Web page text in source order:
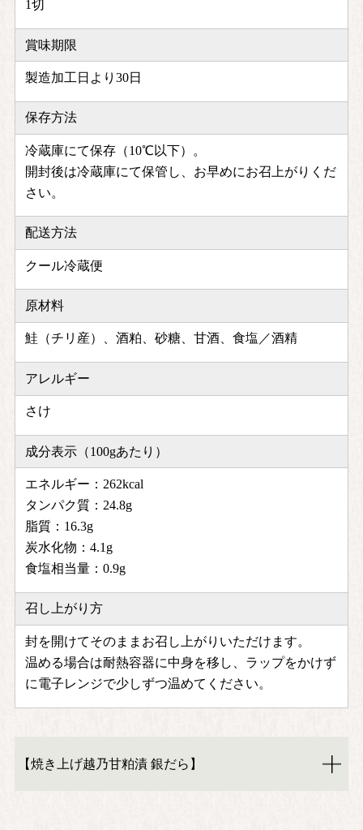
1切
賞味期限
製造加工日より30日
保存方法
冷蔵庫にて保存（10℃以下）。
開封後は冷蔵庫にて保管し、お早めにお召上がりくだ
さい。
配送方法
クール冷蔵便
原材料
鮭（チリ産）、酒粕、砂糖、甘酒、食塩／酒精
アレルギー
さけ
成分表示（100gあたり）
エネルギー：262kcal
タンパク質：24.8g
脂質：16.3g
炭水化物：4.1g
食塩相当量：0.9g
召し上がり方
封を開けてそのままお召し上がりいただけます。
温める場合は耐熱容器に中身を移し、ラップをかけず
に電子レンジで少しずつ温めてください。
【焼き上げ越乃甘粕漬 銀だら】